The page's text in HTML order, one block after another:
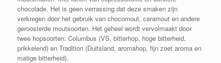
chocolade. Het is geen verrassing dat deze smaken zijn
verkregen door het gebruik van chocomout, caramout en andere
geroosterde moutsoorten. Het geheel wordt vervolmaakt door
twee hopsoorten: Columbus (VS, bitterhop, hoge bitterheid,
prikkelend) en Tradition (Duitsland, aromahop, fijn zoet aroma en
matige bitterheid).